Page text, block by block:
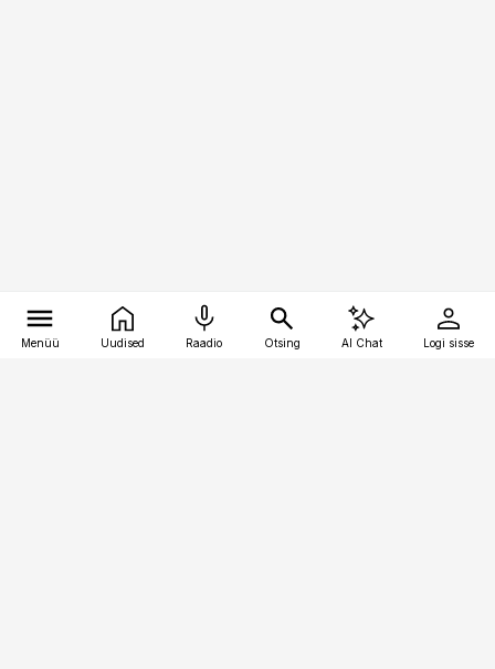
Menüü Uudised Raadio Otsing AI Chat Logi sisse